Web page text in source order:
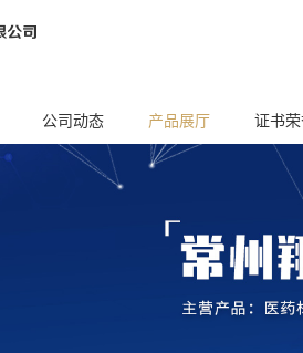
公司动态 产品展厅 证书